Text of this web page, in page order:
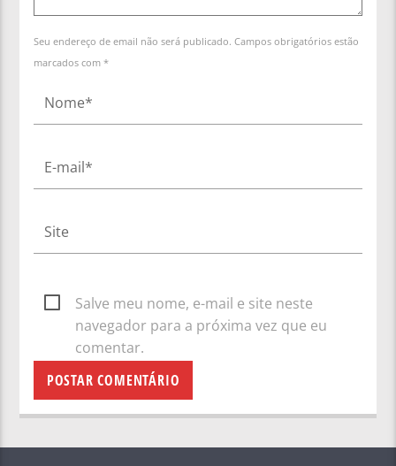
Seu endereço de email não será publicado. Campos obrigatórios estão
marcados com *
Salve meu nome, e-mail e site neste
navegador para a próxima vez que eu
comentar.